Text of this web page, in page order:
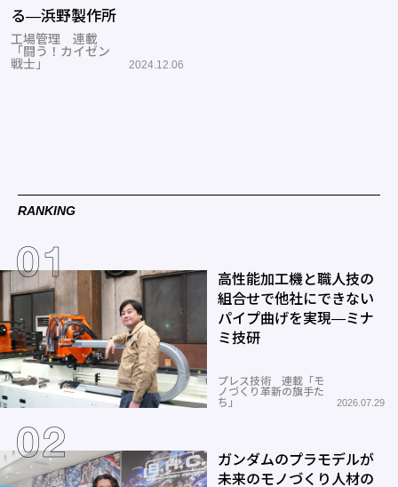
る―浜野製作所
工場管理 連載
「闘う！カイゼン
戦士」
2024.12.06
RANKING
高性能加工機と職人技の
組合せで他社にできない
パイプ曲げを実現―ミナ
ミ技研
プレス技術 連載「モ
ノづくり革新の旗手た
ち」
2026.07.29
ガンダムのプラモデルが
未来のモノづくり人材の